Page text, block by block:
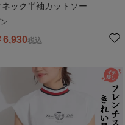
ネック半袖カットソー
6,930税込